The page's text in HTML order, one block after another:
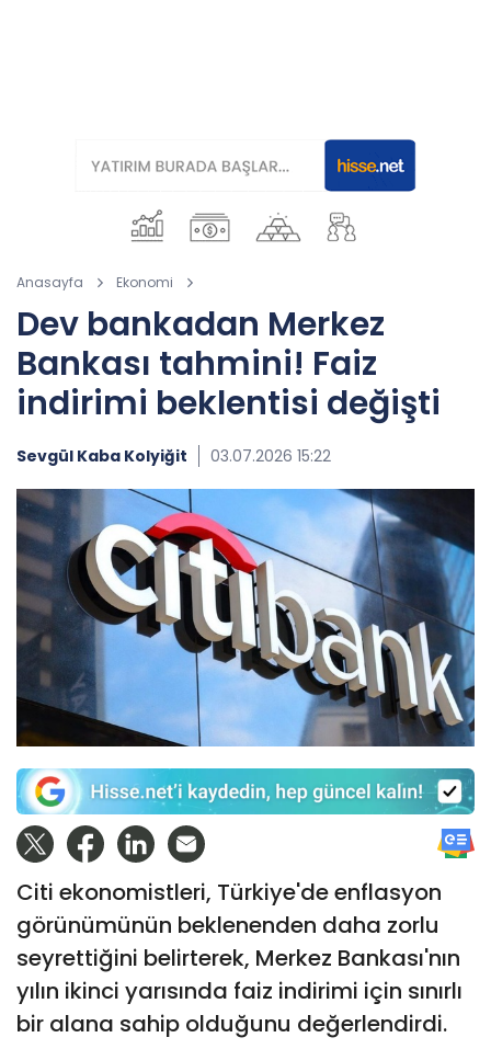
Anasayfa Ekonomi
Dev bankadan Merkez
Bankası tahmini! Faiz
indirimi beklentisi değişti
Sevgül Kaba Kolyiğit 03.07.2026 15:22
Citi ekonomistleri, Türkiye'de enflasyon
görünümünün beklenenden daha zorlu
seyrettiğini belirterek, Merkez Bankası'nın
yılın ikinci yarısında faiz indirimi için sınırlı
bir alana sahip olduğunu değerlendirdi.